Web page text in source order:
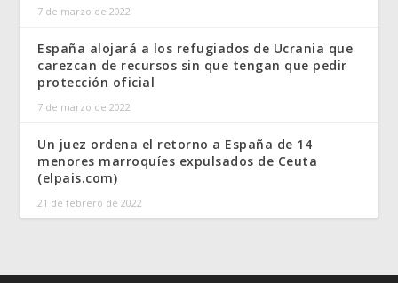
7 de marzo de 2022
España alojará a los refugiados de Ucrania que
carezcan de recursos sin que tengan que pedir
protección oficial
7 de marzo de 2022
Un juez ordena el retorno a España de 14
menores marroquíes expulsados de Ceuta
(elpais.com)
21 de febrero de 2022